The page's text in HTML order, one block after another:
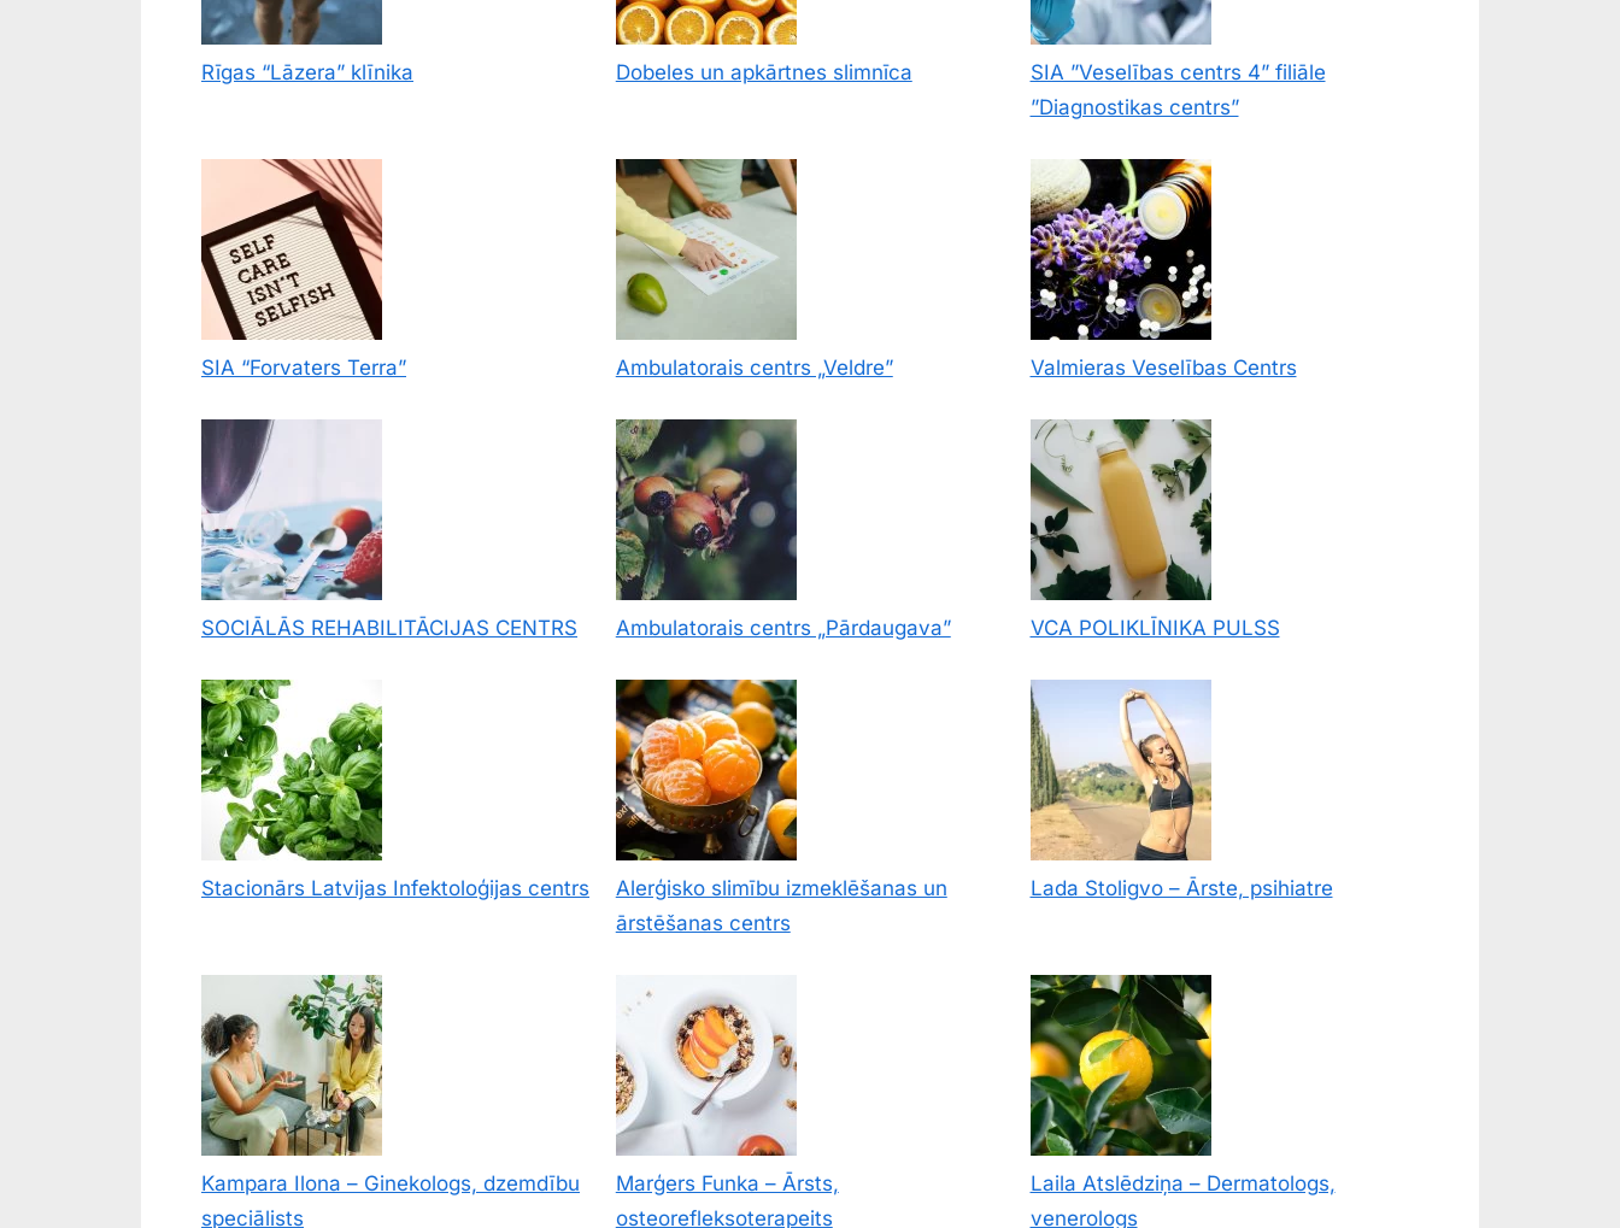
Rīgas “Lāzera” klīnika Dobeles un apkārtnes slimnīca
SIA ”Veselības centrs 4” filiāle
”Diagnostikas centrs”
SIA “Forvaters Terra” Ambulatorais centrs „Veldre” Valmieras Veselības Centrs
SOCIĀLĀS REHABILITĀCIJAS CENTRS Ambulatorais centrs „Pārdaugava” VCA POLIKLĪNIKA PULSS
Stacionārs Latvijas Infektoloģijas centrs
Alerģisko slimību izmeklēšanas un
ārstēšanas centrs
Lada Stoligvo – Ārste, psihiatre
Kampara Ilona – Ginekologs, dzemdību
speciālists
Marģers Funka – Ārsts,
osteorefleksoterapeits
Laila Atslēdziņa – Dermatologs,
venerologs